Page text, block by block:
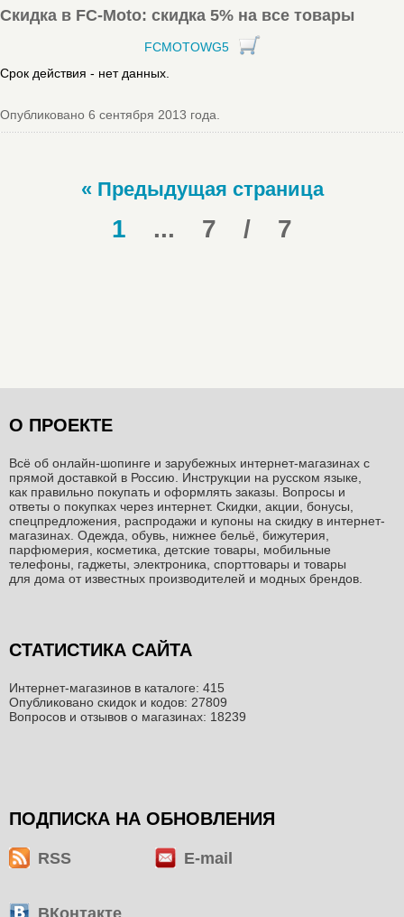
Скидка в FC-Moto: скидка 5% на все товары
FCMOTOWG5
Срок действия - нет данных.
Опубликовано 6 сентября 2013 года.
« Предыдущая страница
1 ... 7 / 7
О ПРОЕКТЕ
Всё об онлайн-шопинге и зарубежных интернет-магазинах c
прямой доставкой в Россию. Инструкции на русском языке,
как правильно покупать и оформлять заказы. Вопросы и
ответы о покупках через интернет. Скидки, акции, бонусы,
спецпредложения, распродажи и купоны на скидку в интернет-
магазинах. Одежда, обувь, нижнее бельё, бижутерия,
парфюмерия, косметика, детские товары, мобильные
телефоны, гаджеты, электроника, спорттовары и товары
для дома от известных производителей и модных брендов.
СТАТИСТИКА САЙТА
Интернет-магазинов в каталоге: 415
Опубликовано скидок и кодов: 27809
Вопросов и отзывов о магазинах: 18239
ПОДПИСКА НА ОБНОВЛЕНИЯ
RSS E-mail
ВКонтакте